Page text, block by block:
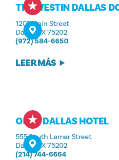
THE WESTIN DALLAS
1201 Main Street
Dallas, TX 75202
(972) 584-6650
LEER MÁS
OMNI DALLAS HOTEL
555 South Lamar Street
Dallas, TX 75202
(214) 744-6664